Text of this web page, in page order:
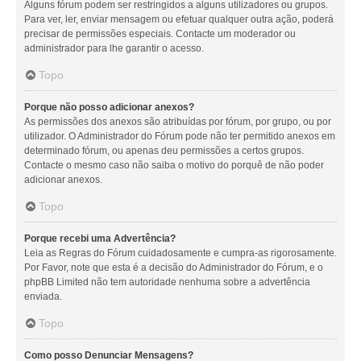
Alguns fórum podem ser restringidos a alguns utilizadores ou grupos.
Para ver, ler, enviar mensagem ou efetuar qualquer outra ação, poderá
precisar de permissões especiais. Contacte um moderador ou
administrador para lhe garantir o acesso.
Topo
Porque não posso adicionar anexos?
As permissões dos anexos são atribuídas por fórum, por grupo, ou por
utilizador. O Administrador do Fórum pode não ter permitido anexos em
determinado fórum, ou apenas deu permissões a certos grupos.
Contacte o mesmo caso não saiba o motivo do porquê de não poder
adicionar anexos.
Topo
Porque recebi uma Advertência?
Leia as Regras do Fórum cuidadosamente e cumpra-as rigorosamente.
Por Favor, note que esta é a decisão do Administrador do Fórum, e o
phpBB Limited não tem autoridade nenhuma sobre a advertência
enviada.
Topo
Como posso Denunciar Mensagens?